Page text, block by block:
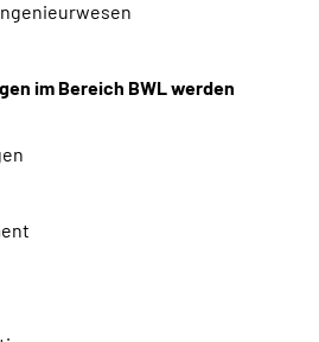
im Bereich BWL werden